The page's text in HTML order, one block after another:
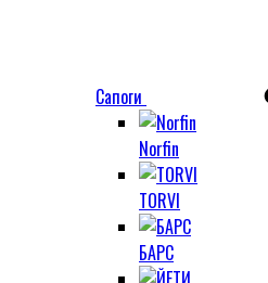
Сапоги
Norfin
TORVI
БАРС